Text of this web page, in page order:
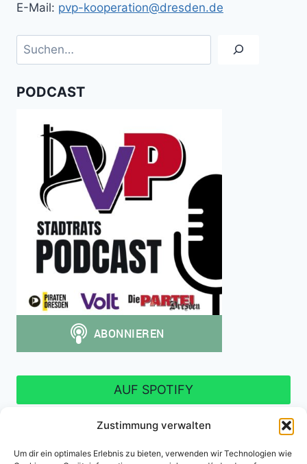
Zustimmung verwalten
Um dir ein optimales Erlebnis zu bieten, verwenden wir Technologien wie
E-Mail: pvp-kooperation@dresden.de
Suchen
PODCAST
AUF SPOTIFY